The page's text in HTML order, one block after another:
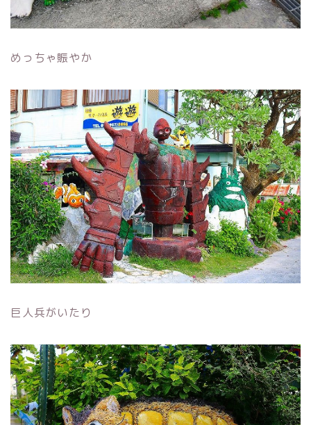
めっちゃ賑やか
巨人兵がいたり